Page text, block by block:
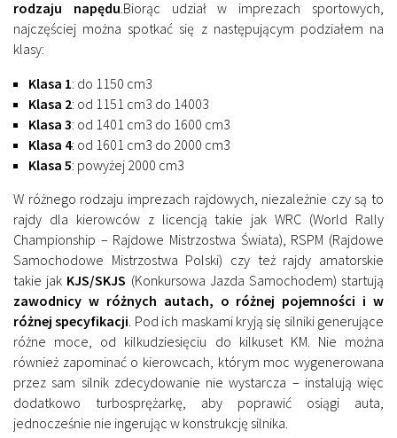
rodzaju napędu .Biorąc udział w imprezach sportowych,
najczęściej można spotkać się z następującym podziałem na
klasy:
Klasa 1: do 1150 cm3
Klasa 2: od 1151 cm3 do 14003
Klasa 3: od 1401 cm3 do 1600 cm3
Klasa 4: od 1601 cm3 do 2000 cm3
Klasa 5: powyżej 2000 cm3
W różnego rodzaju imprezach rajdowych, niezależnie czy są to
rajdy dla kierowców z licencją takie jak WRC (World Rally
Championship – Rajdowe Mistrzostwa Świata), RSPM (Rajdowe
Samochodowe Mistrzostwa Polski) czy też rajdy amatorskie
takie jak KJS/SKJS (Konkursowa Jazda Samochodem) startują
zawodnicy w różnych autach, o różnej pojemności i w
różnej specyfikacji . Pod ich maskami kryją się silniki generujące
różne moce, od kilkudziesięciu do kilkuset KM. Nie można
również zapominać o kierowcach, którym moc wygenerowana
przez sam silnik zdecydowanie nie wystarcza – instalują więc
dodatkowo turbosprężarkę, aby poprawić osiągi auta,
jednocześnie nie ingerując w konstrukcję silnika.